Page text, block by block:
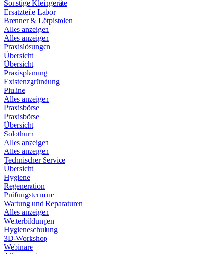
Sonstige Kleingeräte
Ersatzteile Labor
Brenner & Lötpistolen
Alles anzeigen
Alles anzeigen
Praxislösungen
Übersicht
Übersicht
Praxisplanung
Existenzgründung
Pluline
Alles anzeigen
Praxisbörse
Praxisbörse
Übersicht
Solothurn
Alles anzeigen
Alles anzeigen
Technischer Service
Übersicht
Hygiene
Regeneration
Prüfungstermine
Wartung und Reparaturen
Alles anzeigen
Weiterbildungen
Hygieneschulung
3D-Workshop
Webinare